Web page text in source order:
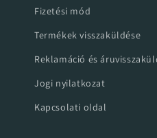
Fizetési mód
Termékek visszaküldése
Reklamáció és
Jogi nyilatkozat
Kapcsolati oldal